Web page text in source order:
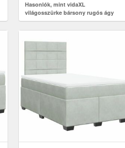
Hasonlók, mint vidaXL
világosszürke bársony rugós ágy
matraccal 120 x 190 cm